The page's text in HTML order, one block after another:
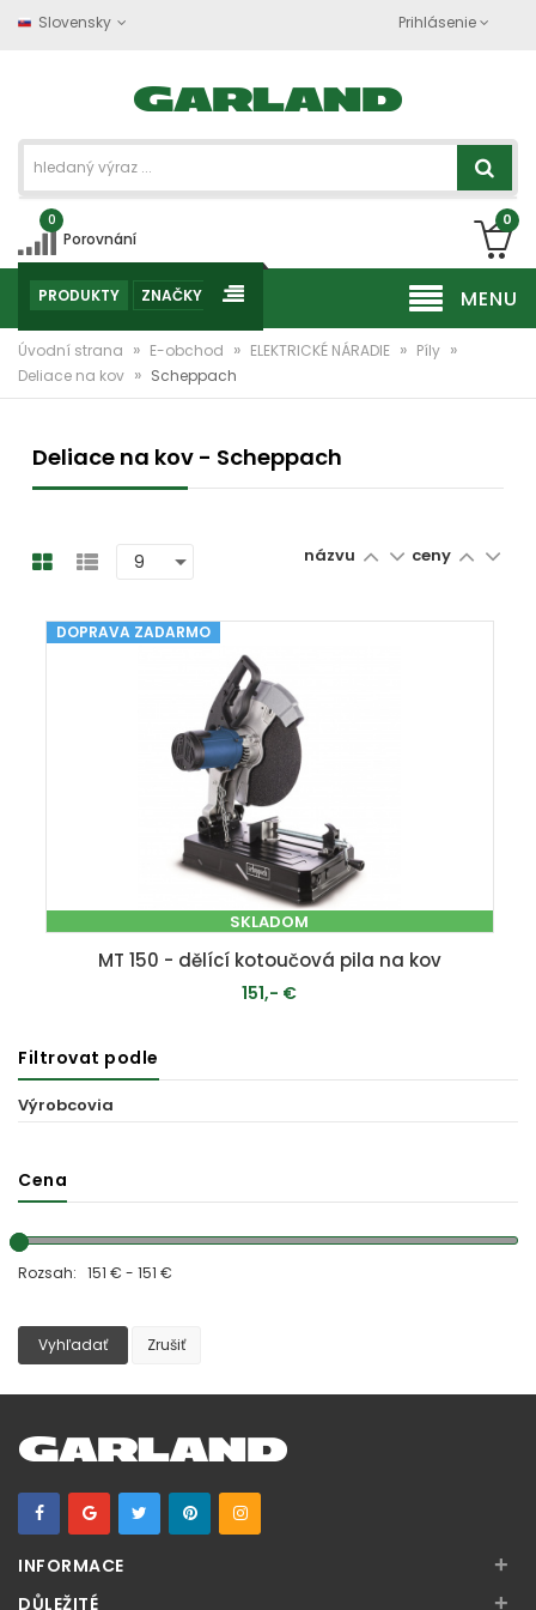
Slovensky Prihlásenie
0
Porovnání
0
MENU
PRODUKTY ZNAČKY
Úvodní strana » E-obchod » ELEKTRICKÉ NÁRADIE » Píly »
Deliace na kov » Scheppach
Deliace na kov - Scheppach
názvu ceny
DOPRAVA ZADARMO
SKLADOM
MT 150 - dělící kotoučová pila na kov
151,- €
Filtrovat podle
Výrobcovia
Cena
Rozsah: 151 € - 151 €
Vyhľadať Zrušiť
INFORMACE +
DŮLEŽITÉ +